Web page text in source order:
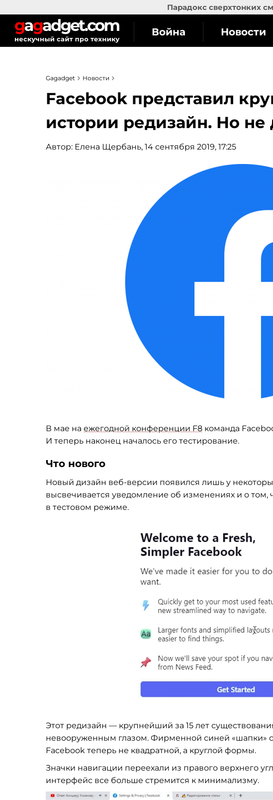
Парадокс сверхтонких
Война Новости
Gagadget Новости
Facebook представил
истории редизайн. Но не
Автор: Елена Щербань, 14 сентября 2019, 17:25
В мае на ежегодной конференции F8 команда
И теперь наконец началось его тестирование.
Что нового
Новый дизайн веб-версии появился лишь у
высвечивается уведомление об изменениях и о том,
в тестовом режиме.
Этот редизайн — крупнейший за 15 лет
невооруженным глазом. Фирменной синей «шапки»
Facebook теперь не квадратной, а круглой формы.
Значки навигации переехали из правого верхнего
интерфейс все больше стремится к минимализму.